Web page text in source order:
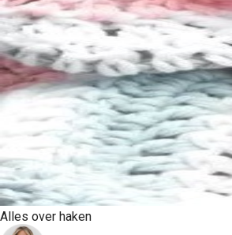
Alles over haken